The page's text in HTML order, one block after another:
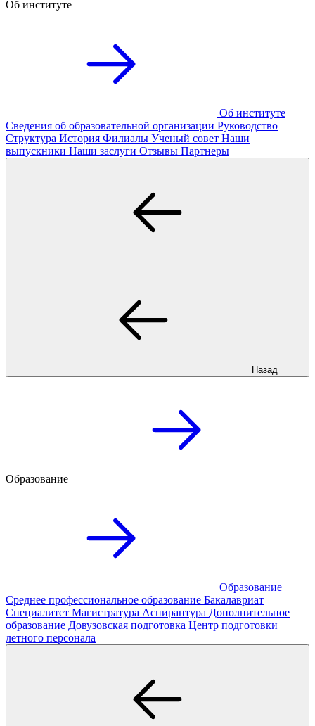
Об институте
Об институте
Сведения об образовательной организации Руководство
Структура История Филиалы Ученый совет Наши
выпускники Наши заслуги Отзывы Партнеры
Назад
Образование
Образование
Среднее профессиональное образование Бакалавриат
Специалитет Магистратура Аспирантура Дополнительное
образование Довузовская подготовка Центр подготовки
летного персонала